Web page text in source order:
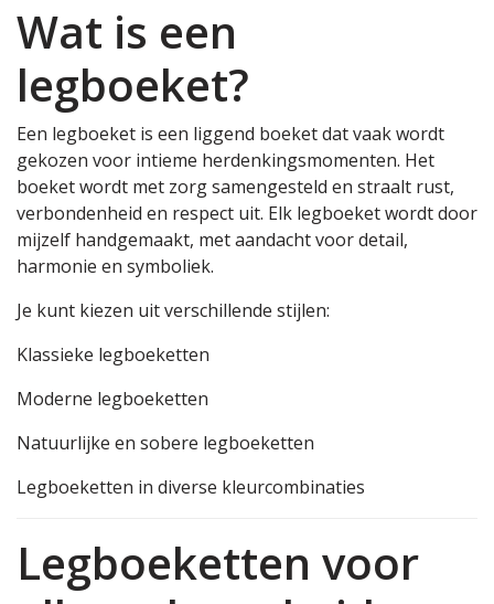
Wat is een
legboeket?
Een legboeket is een liggend boeket dat vaak wordt
gekozen voor intieme herdenkingsmomenten. Het
boeket wordt met zorg samengesteld en straalt rust,
verbondenheid en respect uit. Elk legboeket wordt door
mijzelf handgemaakt, met aandacht voor detail,
harmonie en symboliek.
Je kunt kiezen uit verschillende stijlen:
Klassieke legboeketten
Moderne legboeketten
Natuurlijke en sobere legboeketten
Legboeketten in diverse kleurcombinaties
Legboeketten voor